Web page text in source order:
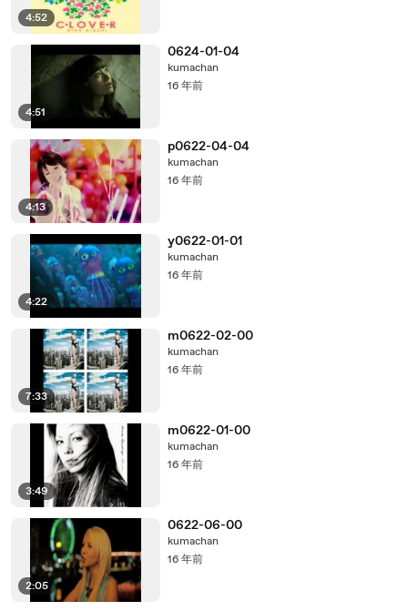
4:52
4:51
0624-01-04
kumachan
16 年前
4:13
p0622-04-04
kumachan
16 年前
4:22
y0622-01-01
kumachan
16 年前
7:33
m0622-02-00
kumachan
16 年前
3:49
m0622-01-00
kumachan
16 年前
2:05
0622-06-00
kumachan
16 年前